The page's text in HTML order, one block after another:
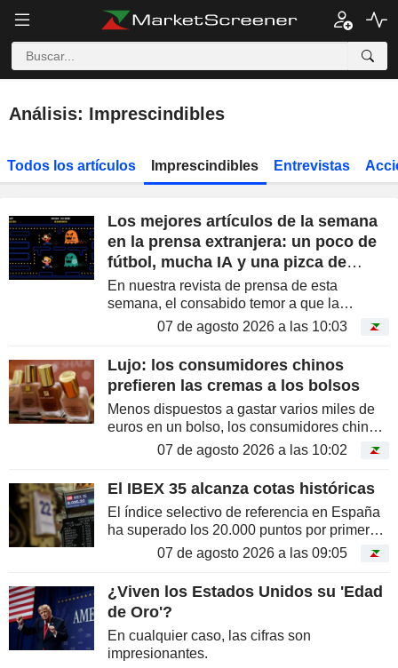
Análisis: Imprescindibles
Todos los artículos Imprescindibles Entrevistas
Los mejores artículos de la semana
en la prensa extranjera: un poco de
fútbol, mucha IA y una pizca de
conspiración
En nuestra revista de prensa de esta
semana, el consabido temor a que la
inteligencia artificial escape al control de sus
creadores y el regreso del activismo
monetario conviven con los 'family...
07 de agosto 2026 a las 10:03
Lujo: los consumidores chinos
prefieren las cremas a los bolsos
Menos dispuestos a gastar varios miles de
euros en un bolso, los consumidores chinos
se decantan ahora por el cuidado de la piel
de alta gama. Se trata de una nueva forma
de acceder al prestigio sin...
07 de agosto 2026 a las 10:02
El IBEX 35 alcanza cotas históricas
El índice selectivo de referencia en España
ha superado los 20.000 puntos por primera
vez, impulsado por la banca y los grandes
valores del país. Una racha discreta, pero
sumamente eficaz
07 de agosto 2026 a las 09:05
¿Viven los Estados Unidos su 'Edad
de Oro'?
En cualquier caso, las cifras son
impresionantes.